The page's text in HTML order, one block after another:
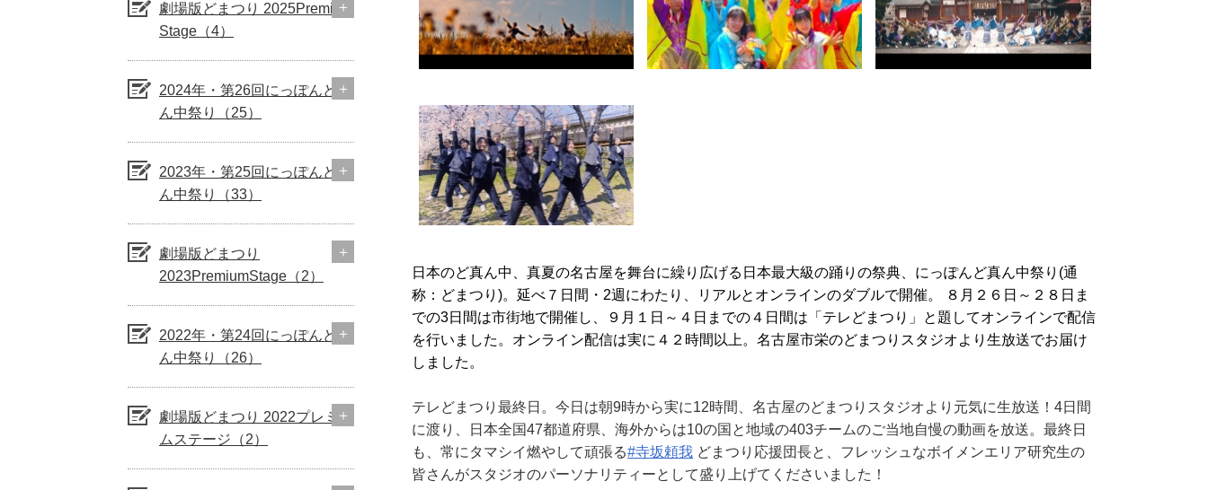
日本のど真ん中、真夏の名古屋を舞台に繰り広げる日本最大級の踊りの祭典、にっぽんど真ん中祭り (通
称：どまつり )。延べ７日間・ 2週にわたり、リアルとオンラインのダブルで開催。 ８月２６日～２８日ま
での3日間は市街地で開催し、９月１日～４日までの４日間は「テレどまつり」と題してオンラインで配信
を行いました。オンライン配信は実に４２時間以上。名古屋市栄のどまつりスタジオより生放送でお届け
しました。
テレどまつり最終日。今日は朝9時から実に12時間、名古屋のどまつりスタジオより元気に生放送！4日間
に渡り、日本全国47都道府県、海外からは10の国と地域の403チームのご当地自慢の動画を放送。最終日
も、常にタマシイ燃やして頑張る#寺坂頼我 どまつり応援団長と、フレッシュなボイメンエリア研究生の
皆さんがスタジオのパーソナリティーとして盛り上げてくださいました！
劇場版どまつり 2025Premium
Stage（4）
2024年・第26回にっぽんど真
ん中祭り（25）
2023年・第25回にっぽんど真
ん中祭り（33）
劇場版どまつり
2023PremiumStage（2）
2022年・第24回にっぽんど真
ん中祭り（26）
劇場版どまつり 2022プレミア
ムステージ（2）